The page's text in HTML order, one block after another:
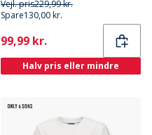
Vejl. pris229,99 kr.
Spare130,00 kr.
Current
99,99 kr.
Halv pris eller mindre